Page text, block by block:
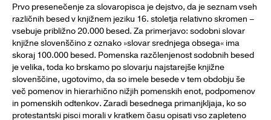
Prvo presenečenje za slovaropisca je dejstvo, da je seznam vseh
različnih besed v knjižnem jeziku 16. stoletja relativno skromen –
vsebuje približno 20.000 besed. Za primerjavo: sodobni slovar
knjižne slovenščino z oznako »slovar srednjega obsega« ima
skoraj 100.000 besed. Pomenska razčlenjenost sodobnih besed
je velika, toda ko brskamo po slovarju najstarejše knjižne
slovenščine, ugotovimo, da so imele besede v tem obdobju še
več pomenov in hierarhično nižjih pomenskih enot, podpomenov
in pomenskih odtenkov. Zaradi besednega primanjkljaja, ko so
protestantski pisci morali v kratkem času opisati vso zapleteno